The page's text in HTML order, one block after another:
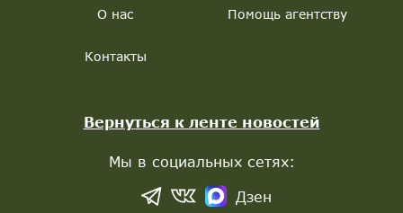
О нас Помощь агентству
Контакты
Вернуться к ленте новостей
Мы в социальных сетях:
Дзен